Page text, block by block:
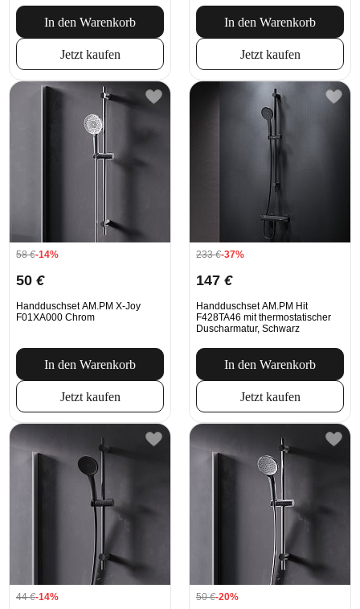
In den Warenkorb
Jetzt kaufen
In den Warenkorb
Jetzt kaufen
58€-14%
50 €
Handduschset AM.PM X-Joy
F01XA000 Chrom
In den Warenkorb
Jetzt kaufen
233€-37%
147 €
Handduschset AM.PM Hit
F428TA46 mit thermostatischer
Duscharmatur, Schwarz
In den Warenkorb
Jetzt kaufen
44€-14% 50€-20%